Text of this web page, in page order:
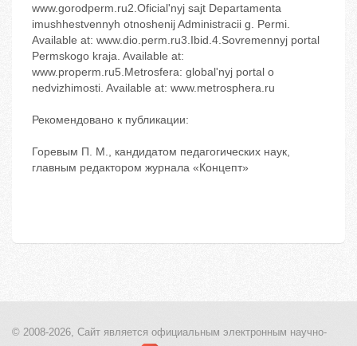
www.gorodperm.ru2.Oficial'nyj sajt Departamenta
imushhestvennyh otnoshenij Administracii g. Permi.
Available at: www.dio.perm.ru3.Ibid.4.Sovremennyj portal
Permskogo kraja. Available at:
www.properm.ru5.Metrosfera: global'nyj portal o
nedvizhimosti. Available at: www.metrosphera.ru
Рекомендовано к публикации:
Горевым П. М., кандидатом педагогических наук,
главным редактором журнала «Концепт»
© 2008-2026, Сайт является официальным электронным научно-